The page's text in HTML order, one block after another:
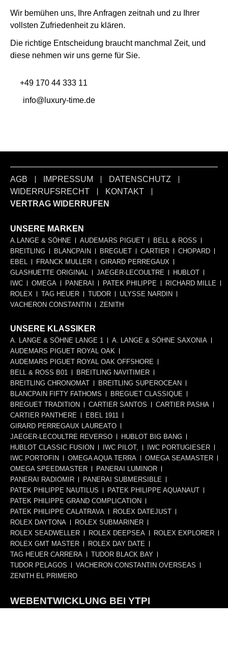
Wir bemühen uns, Ihre Anfragen zeitnah und zu Ihrer
vollsten Zufriedenheit zu klären.
Die richtige Entscheidung braucht manchmal Zeit, und
diese nehmen wir uns gerne für Sie.
+49 170 44 333 11
info@luxury-time.de
AGB IMPRESSUM
DATENSCHUTZ
WIDERRUFSRECHT
KONTAKT
VERTRAG WIDERRUFEN
UNSERE MARKEN
A.LANGE & SÖHNE AUDEMARS PIGUET
BELL & ROSS
BREITLING
BLANCPAIN BREGUET CARTIER
CHOPARD
EBEL
FRANCK MULLER
GIRARD PERREGAUX
GLASHUETTE ORIGINAL
JAEGER-LECOULTRE
HUBLOT
IWC
OMEGA PANERAI PATEK PHILIPPE
RICHARD MILLE
ROLEX
TAG HEUER TUDOR
ULYSSE NARDIN
VACHERON CONSTANTIN
ZENITH
UNSERE KLASSIKER
A. LANGE & SÖHNE LANGE 1
A. LANGE & SÖHNE SAXONIA
AUDEMARS PIGUET ROYAL OAK
AUDEMARS PIGUET ROYAL OAK OFFSHORE
BELL & ROSS B01
BREITLING NAVITIMER
BREITLING CHRONOMAT
BREITLING SUPEROCEAN
BLANCPAIN FIFTY FATHOMS
BREGUET CLASSIQUE
BREGUET TRADITION
CARTIER SANTOS
CARTIER PASHA
CARTIER PANTHERE
EBEL 1911
GIRARD PERREGAUX LAUREATO
JAEGER-LECOULTRE REVERSO
HUBLOT BIG BANG
HUBLOT CLASSIC FUSION
IWC PILOT,
IWC PORTUGIESER
IWC PORTOFIN
OMEGA AQUA TERRA
OMEGA SEAMASTER
OMEGA SPEEDMASTER
PANERAI LUMINOR
PANERAI RADIOMIR
PANERAI SUBMERSIBLE
PATEK PHILIPPE NAUTILUS
PATEK PHILIPPE AQUANAUT
PATEK PHILIPPE GRAND COMPLICATION
PATEK PHILIPPE CALATRAVA
ROLEX DATEJUST
ROLEX DAYTONA
ROLEX SUBMARINER
ROLEX SEADWELLER
ROLEX DEEPSEA
ROLEX EXPLORER
ROLEX GMT MASTER
ROLEX DAY DATE
TAG HEUER CARRERA
TUDOR BLACK BAY
TUDOR PELAGOS
VACHERON CONSTANTIN OVERSEAS
ZENITH EL PRIMERO
WEBENTWICKLUNG BEI YTPI